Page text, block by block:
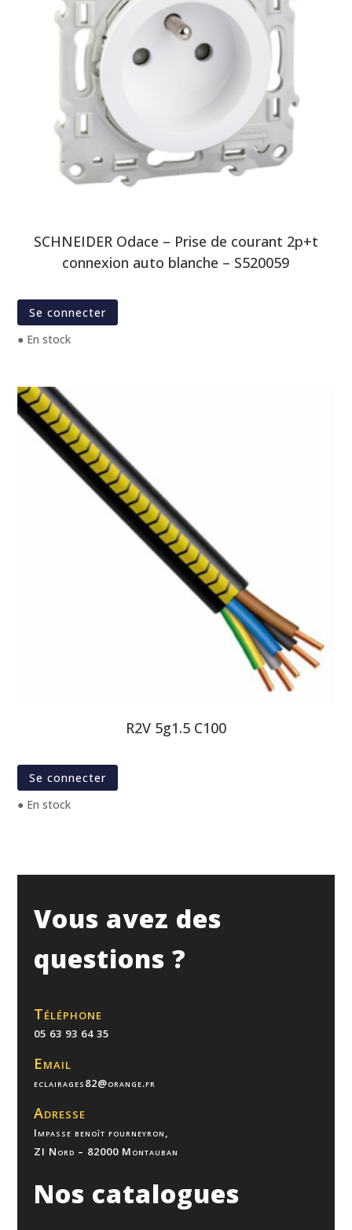
SCHNEIDER Odace – Prise de courant 2p+t
connexion auto blanche – S520059
Se connecter
● En stock
R2V 5g1.5 C100
Se connecter
● En stock
Vous avez des
questions ?
Téléphone
05 63 93 64 35
Email
eclairages82@orange.fr
Adresse
Impasse benoît fourneyron,
ZI Nord – 82000 Montauban
Nos catalogues